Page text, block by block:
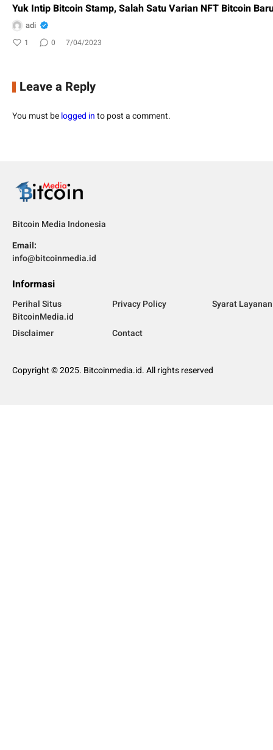
Yuk Intip Bitcoin Stamp, Salah Satu Varian NFT Bitcoin
adi
1 0 7/04/2023
Leave a Reply
You must belogged into post a comment.
Bitcoin Media Indonesia
Email:
info@bitcoinmedia.id
Informasi
Perihal Situs
BitcoinMedia.id
Privacy Policy Syarat Layanan
Disclaimer Contact
Copyright © 2025. Bitcoinmedia.id. All rights reserved